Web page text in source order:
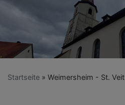
Startseite Weimersheim - St. Veit